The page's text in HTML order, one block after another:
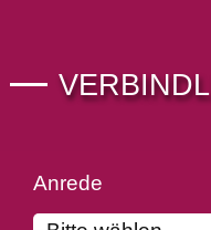
Anrede